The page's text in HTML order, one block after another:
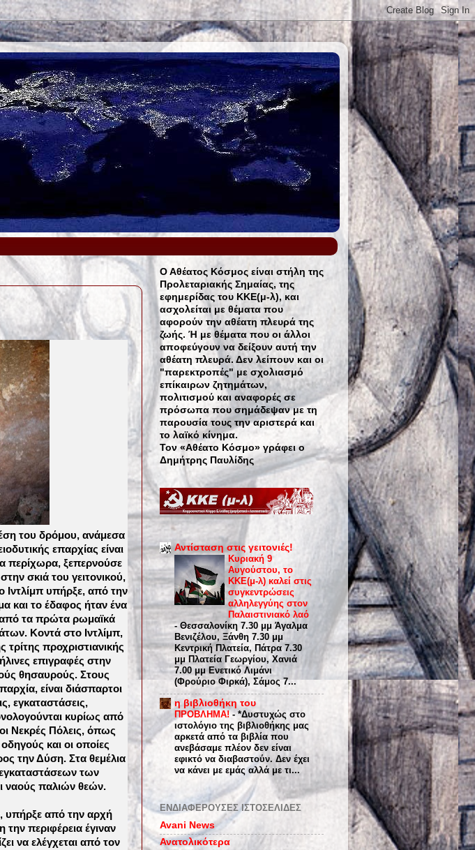
του δρόμου, ανάμεσα
επαρχίας είναι
περίχωρα, ξεπερνούσε
σκιά του γειτονικού,
Ιντλίμπ υπήρξε, από την
και το έδαφος ήταν ένα
από τα πρώτα ρωμαϊκά
Κοντά στο Ιντλίμπ,
προχριστιανικής
επιγραφές στην
θησαυρούς. Στους
είναι διάσπαρτοι
εγκαταστάσεις,
κυρίως από
οι Νεκρές Πόλεις, όπως
και οι οποίες
την Δύση. Στα θεμέλια
εγκαταστάσεων των
ναούς παλιών θεών.
υπήρξε από την αρχή
την περιφέρεια έγιναν
να ελέγχεται από τον
Ο Αθέατος Κόσμος είναι στήλη της
Προλεταριακής Σημαίας, της
εφημερίδας του ΚΚΕ(μ-λ), και
ασχολείται με θέματα που
αφορούν την αθέατη πλευρά της
ζωής. Ή με θέματα που οι άλλοι
αποφεύγουν να δείξουν αυτή την
αθέατη πλευρά. Δεν λείπουν και οι
"παρεκτροπές" με σχολιασμό
επίκαιρων ζητημάτων,
πολιτισμού και αναφορές σε
πρόσωπα που σημάδεψαν με τη
παρουσία τους την αριστερά και
το λαϊκό κίνημα.
Τον «Αθέατο Κόσμο» γράφει ο
Δημήτρης Παυλίδης
Αντίσταση στις γειτονιές!
Κυριακή 9
Αυγούστου, το
ΚΚΕ(μ-λ) καλεί στις
συγκεντρώσεις
αλληλεγγύης στον
Παλαιστινιακό λαό
- Θεσσαλονίκη 7.30 μμ Άγαλμα
Βενιζέλου, Ξάνθη 7.30 μμ
Κεντρική Πλατεία, Πάτρα 7.30
μμ Πλατεία Γεωργίου, Χανιά
7.00 μμ Ενετικό Λιμάνι
(Φρούριο Φιρκά), Σάμος 7...
η βιβλιοθήκη του
ΠΡΟΒΛΗΜΑ!-*Δυστυχώς στο
ιστολόγιο της βιβλιοθήκης μας
αρκετά από τα βιβλία που
ανεβάσαμε πλέον δεν είναι
εφικτό να διαβαστούν. Δεν έχει
να κάνει με εμάς αλλά με τι...
ΕΝΔΙΑΦΕΡΟΥΣΕΣ ΙΣΤΟΣΕΛΙΔΕΣ
Avani News
Ανατολικότερα